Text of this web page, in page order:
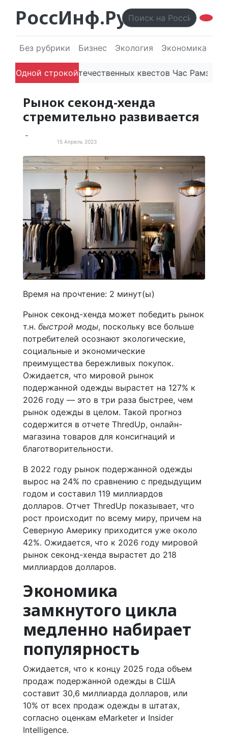
РоссИнф.Ру
Без рубрики Бизнес Экология Экономика
Одной строкой
отечественных квестов Час Рамзая
Рынок секонд-хенда
стремительно развивается
15 Апрель 2023
Время на прочтение: 2 минут(ы)
Рынок секонд-хенда может победить рынок
т.н. быстрой моды, поскольку все больше
потребителей осознают экологические,
социальные и экономические
преимущества бережливых покупок.
Ожидается, что мировой рынок
подержанной одежды вырастет на 127% к
2026 году — это в три раза быстрее, чем
рынок одежды в целом. Такой прогноз
содержится в отчете ThredUp, онлайн-
магазина товаров для консигнаций и
благотворительности.
В 2022 году рынок подержанной одежды
вырос на 24% по сравнению с предыдущим
годом и составил 119 миллиардов
долларов. Отчет ThredUp показывает, что
рост происходит по всему миру, причем на
Северную Америку приходится уже около
42%. Ожидается, что к 2026 году мировой
рынок секонд-хенда вырастет до 218
миллиардов долларов.
Экономика
замкнутого цикла
медленно набирает
популярность
Ожидается, что к концу 2025 года объем
продаж подержанной одежды в США
составит 30,6 миллиарда долларов, или
10% от всех продаж одежды в штатах,
согласно оценкам eMarketer и Insider
Intelligence.